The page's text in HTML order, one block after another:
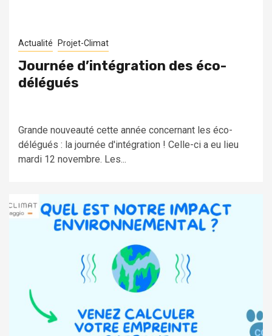
Actualité Projet-Climat
Journée d’intégration des éco-
délégués
Grande nouveauté cette année concernant les éco-
délégués : la journée d'intégration ! Celle-ci a eu lieu
mardi 12 novembre. Les...